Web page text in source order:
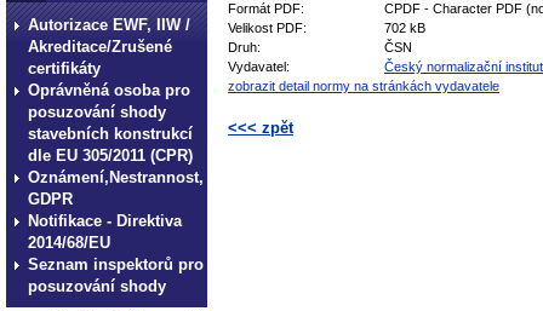
Autorizace EWF, IIW /
Akreditace/Zrušené
certifikáty
Oprávněná osoba pro
posuzování shody
stavebních konstrukcí
dle EU 305/2011 (CPR)
Oznámení,Nestrannost,
GDPR
Notifikace - Direktiva
2014/68/EU
Seznam inspektorů pro
posuzování shody
Formát PDF:
CPDF - Character PDF
Velikost PDF:
702 kB
Druh:
ČSN
Vydavatel:
Český normalizační institut
zobrazit detail normy na stránkách vydavatele
<<< zpět